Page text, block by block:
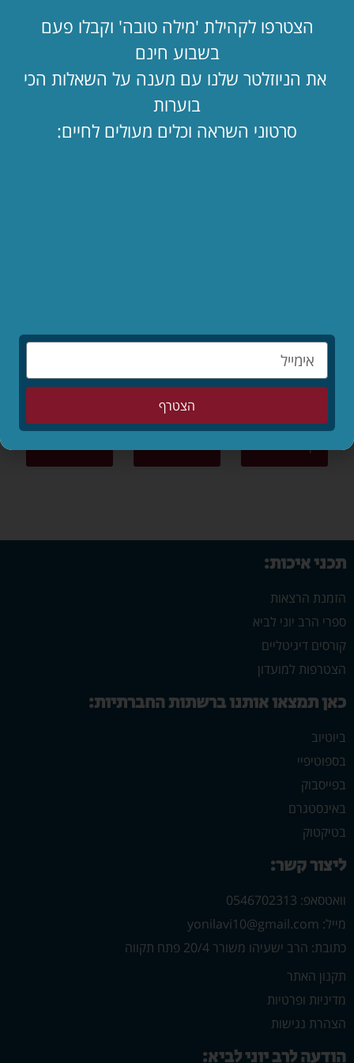
לקריאת המאמר »
העתיד כבר כאן. אתם מצטרפים אליו? 🚀
מחנכים מדריכים זוגיות
תכני איכות:
הזמנת הרצאות
ספרי הרב יוני לביא
קורסים דיגיטליים
הצטרפות למועדון
כאן תמצאו אותנו ברשתות החברתיות:
ביוטיוב
בספוטיפיי
בפייסבוק
באינסטגרם
בטיקטוק
ליצור קשר:
וואטסאפ: 0546702313
מייל: yonilavi10@gmail.com
כתובת: הרב ישעיהו משורר 20/4 פתח תקווה
תקנון האתר
מדיניות ופרטיות
הצהרת נגישות
הודעה לרב יוני לביא:
הצטרפו לקהילת 'מילה טובה' וקבלו פעם
בשבוע חינם
את הניוזלטר שלנו עם מענה על השאלות הכי
בוערות
סרטוני השראה וכלים מעולים לחיים:
הצטרף